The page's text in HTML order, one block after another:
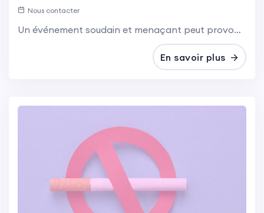
Nous contacter
Un événement soudain et menaçant peut provoquer un stress aigu, généralement transitoire. Si les symptômes persistent au-delà d’un mois, il peut s’agir d’un trouble de stress post-traumatique (DSM-V).
En savoir plus